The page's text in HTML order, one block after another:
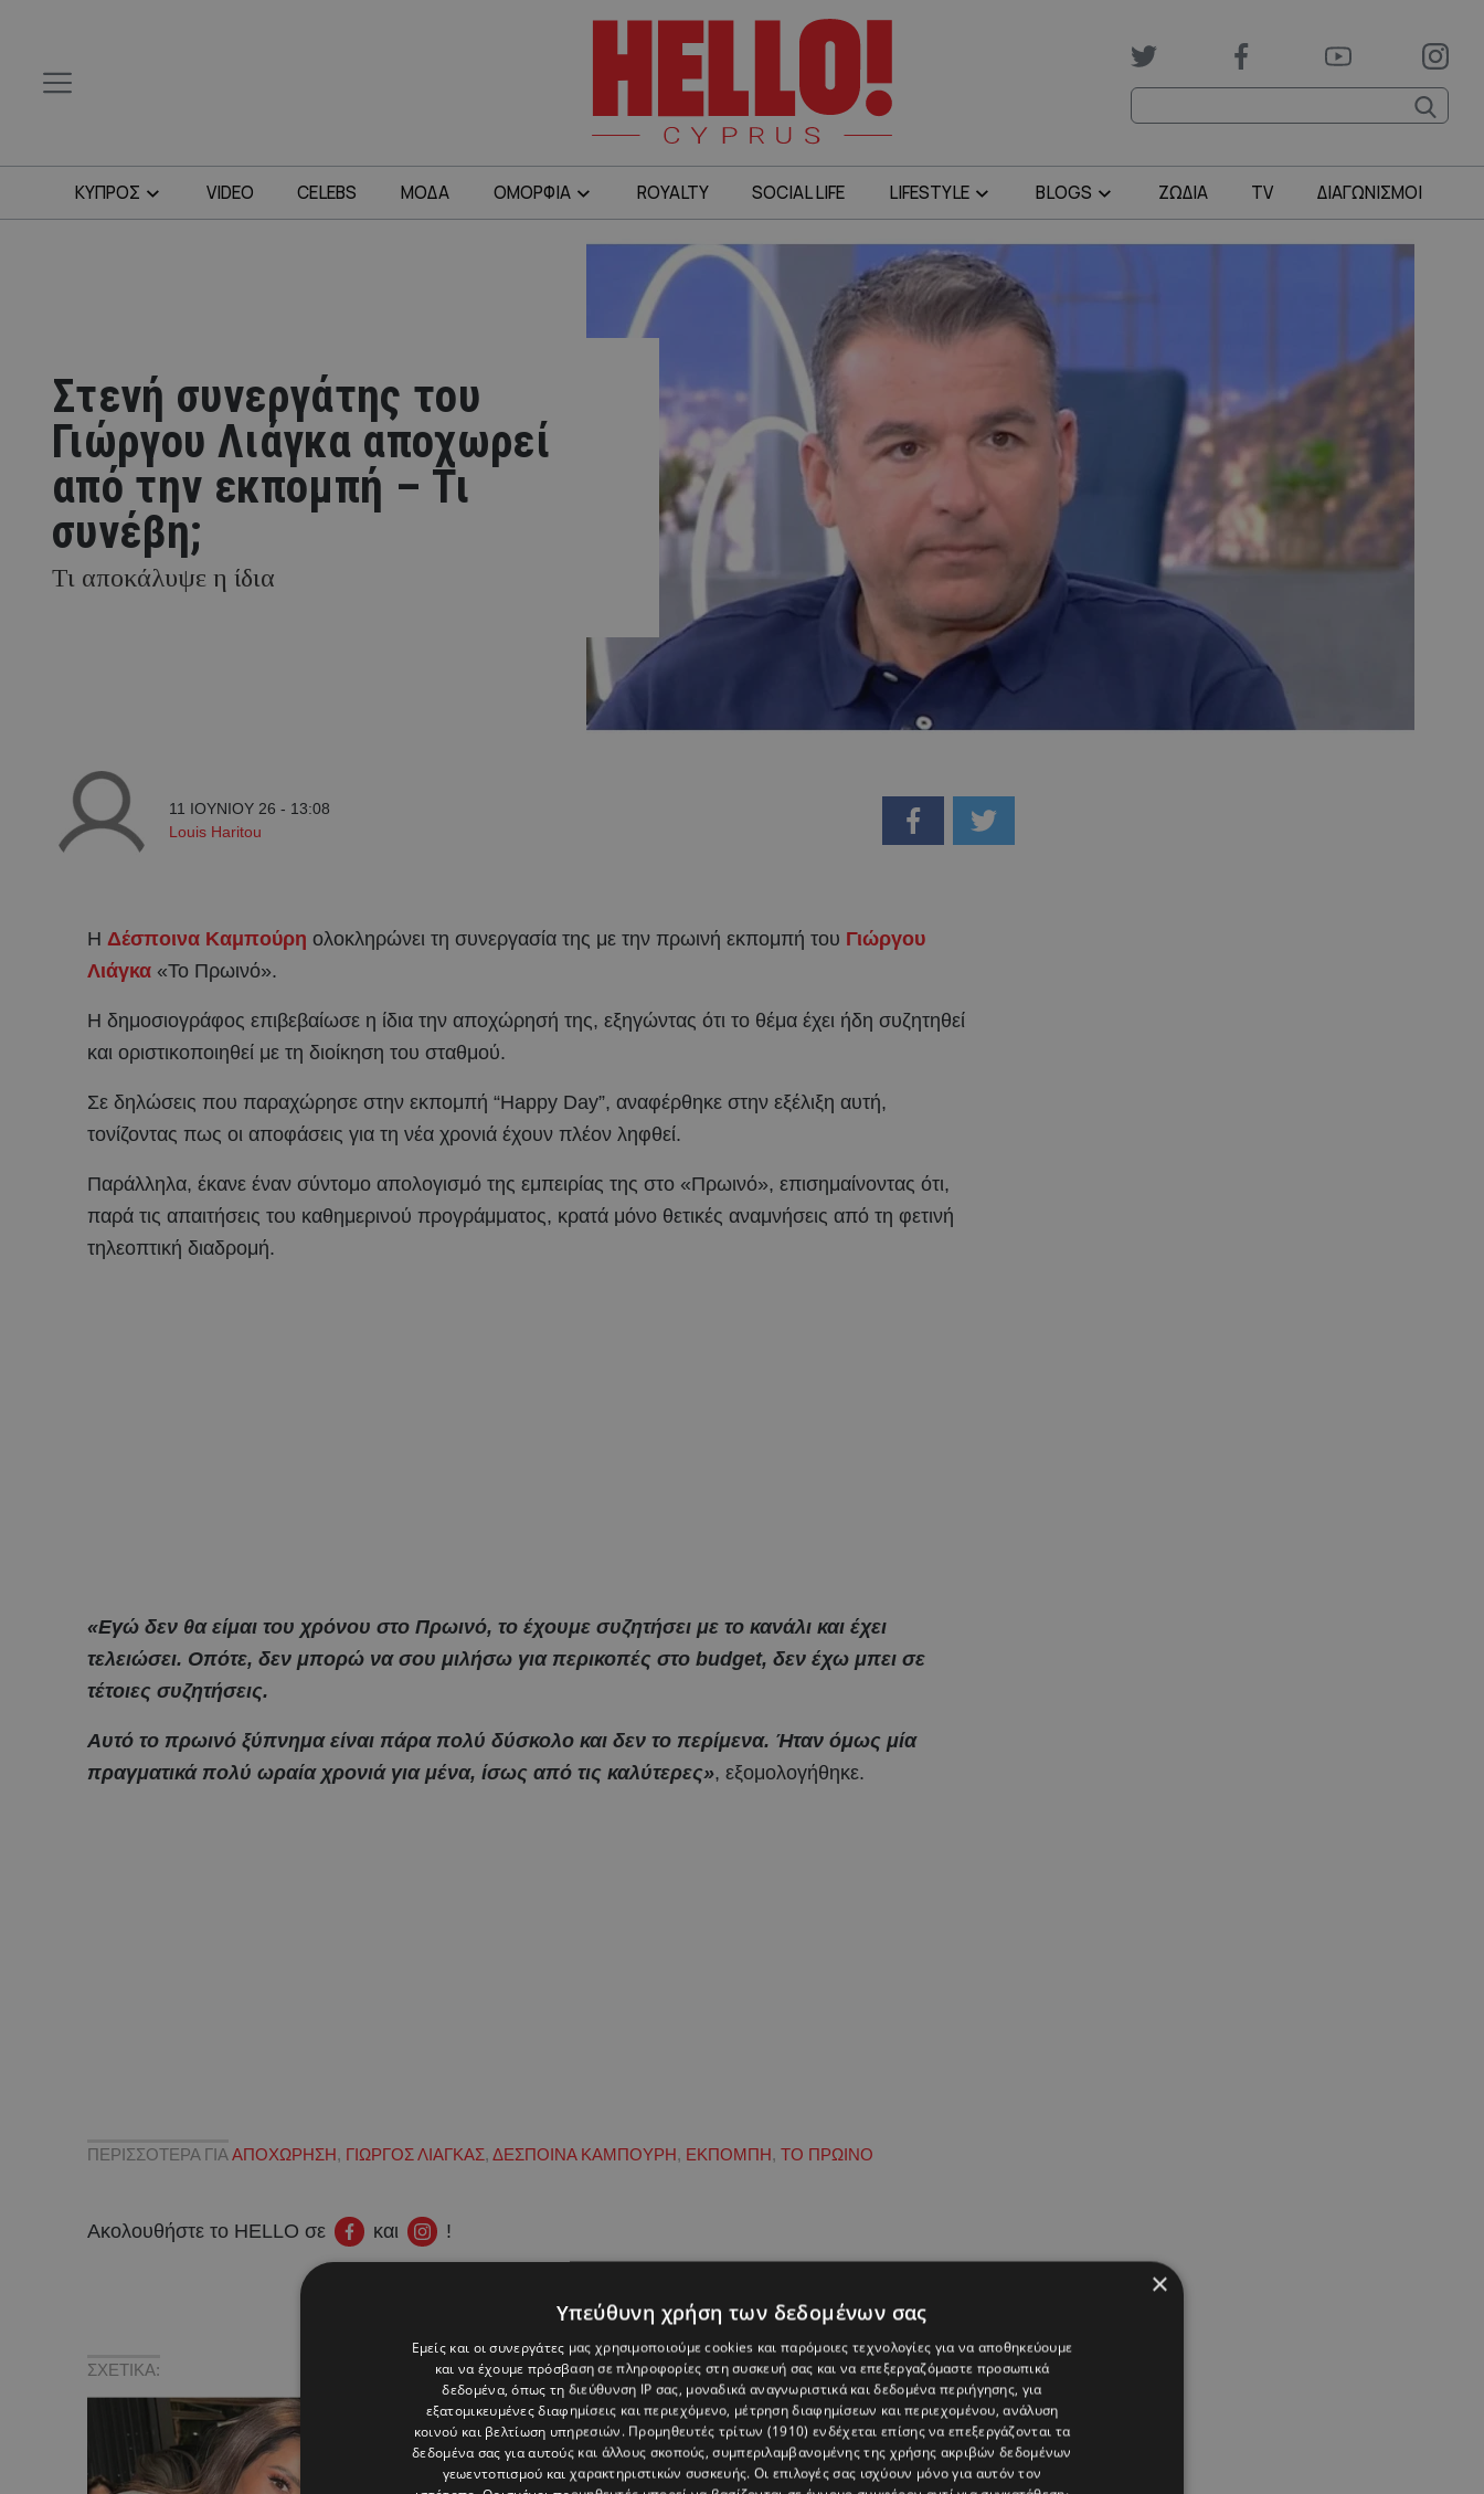
ΚΥΠΡΟΣ VIDEO CELEBS ΜΟΔΑ ΟΜΟΡΦΙΑ ROYALTY SOCIAL LIFE LIFESTYLE BLOGS ΖΩΔΙΑ TV ΔΙΑΓΩΝΙΣΜΟΙ
Στενή συνεργάτης του
Γιώργου Λιάγκα αποχωρεί
από την εκπομπή – Τι
συνέβη;
Τι αποκάλυψε η ίδια
11 ΙΟΥΝΙΟΥ 26 - 13:08
Louis Haritou
Η Δέσποινα Καμπούρη ολοκληρώνει τη συνεργασία της με την πρωινή εκπομπή του Γιώργου
Λιάγκα «Το Πρωινό».
Η δημοσιογράφος επιβεβαίωσε η ίδια την αποχώρησή της, εξηγώντας ότι το θέμα έχει ήδη συζητηθεί
και οριστικοποιηθεί με τη διοίκηση του σταθμού.
Σε δηλώσεις που παραχώρησε στην εκπομπή “Happy Day”, αναφέρθηκε στην εξέλιξη αυτή,
τονίζοντας πως οι αποφάσεις για τη νέα χρονιά έχουν πλέον ληφθεί.
Παράλληλα, έκανε έναν σύντομο απολογισμό της εμπειρίας της στο «Πρωινό», επισημαίνοντας ότι,
παρά τις απαιτήσεις του καθημερινού προγράμματος, κρατά μόνο θετικές αναμνήσεις από τη φετινή
τηλεοπτική διαδρομή.
«Εγώ δεν θα είμαι του χρόνου στο Πρωινό, το έχουμε συζητήσει με το κανάλι και έχει
τελειώσει. Οπότε, δεν μπορώ να σου μιλήσω για περικοπές στο budget, δεν έχω μπει σε
τέτοιες συζητήσεις.
Αυτό το πρωινό ξύπνημα είναι πάρα πολύ δύσκολο και δεν το περίμενα. Ήταν όμως μία
πραγματικά πολύ ωραία χρονιά για μένα, ίσως από τις καλύτερες», εξομολογήθηκε.
ΠΕΡΙΣΣΟΤΕΡΑ ΓΙΑ ΑΠΟΧΩΡΗΣΗ, ΓΙΩΡΓΟΣ ΛΙΑΓΚΑΣ, ΔΕΣΠΟΙΝΑ ΚΑΜΠΟΥΡΗ, ΕΚΠΟΜΠΗ, ΤΟ ΠΡΩΙΝΟ
Ακολουθήστε το HELLO σε και !
ΣΧΕΤΙΚΑ:
×
Υπεύθυνη χρήση των δεδομένων σας
Εμείς και οι συνεργάτες μας χρησιμοποιούμε cookies και παρόμοιες τεχνολογίες για να αποθηκεύουμε
και να έχουμε πρόσβαση σε πληροφορίες στη συσκευή σας και να επεξεργαζόμαστε προσωπικά
δεδομένα, όπως τη διεύθυνση IP σας, μοναδικά αναγνωριστικά και δεδομένα περιήγησης, για
εξατομικευμένες διαφημίσεις και περιεχόμενο, μέτρηση διαφημίσεων και περιεχομένου, ανάλυση
κοινού και βελτίωση υπηρεσιών. Προμηθευτές τρίτων (1910) ενδέχεται επίσης να επεξεργάζονται τα
δεδομένα σας για αυτούς και άλλους σκοπούς, συμπεριλαμβανομένης της χρήσης ακριβών δεδομένων
γεωεντοπισμού και χαρακτηριστικών συσκευής. Οι επιλογές σας ισχύουν μόνο για αυτόν τον